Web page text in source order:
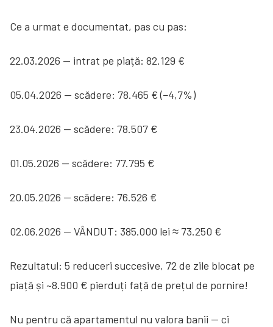
Ce a urmat e documentat, pas cu pas:
22.03.2026 — intrat pe piață: 82.129 €
05.04.2026 — scădere: 78.465 € (−4,7%)
23.04.2026 — scădere: 78.507 €
01.05.2026 — scădere: 77.795 €
20.05.2026 — scădere: 76.526 €
02.06.2026 — VÂNDUT: 385.000 lei ≈ 73.250 €
Rezultatul: 5 reduceri succesive, 72 de zile blocat pe
piață și ~8.900 € pierduți față de prețul de pornire!
Nu pentru că apartamentul nu valora banii — ci